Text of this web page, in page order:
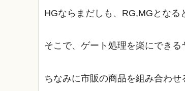
HGならまだしも、RG,MGとな
そこで、ゲート処理を楽にできる
ちなみに市販の商品を組み合わせ